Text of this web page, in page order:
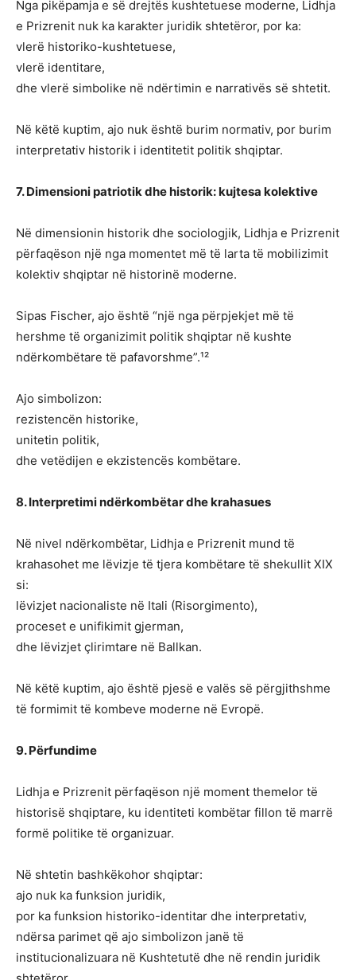
Nga pikëpamja e së drejtës kushtetuese moderne, Lidhja
e Prizrenit nuk ka karakter juridik shtetëror, por ka:
vlerë historiko-kushtetuese,
vlerë identitare,
dhe vlerë simbolike në ndërtimin e narrativës së shtetit.
Në këtë kuptim, ajo nuk është burim normativ, por burim
interpretativ historik i identitetit politik shqiptar.
7. Dimensioni patriotik dhe historik: kujtesa kolektive
Në dimensionin historik dhe sociologjik, Lidhja e Prizrenit
përfaqëson një nga momentet më të larta të mobilizimit
kolektiv shqiptar në historinë moderne.
Sipas Fischer, ajo është “një nga përpjekjet më të
hershme të organizimit politik shqiptar në kushte
ndërkombëtare të pafavorshme”.¹²
Ajo simbolizon:
rezistencën historike,
unitetin politik,
dhe vetëdijen e ekzistencës kombëtare.
8. Interpretimi ndërkombëtar dhe krahasues
Në nivel ndërkombëtar, Lidhja e Prizrenit mund të
krahasohet me lëvizje të tjera kombëtare të shekullit XIX
si:
lëvizjet nacionaliste në Itali (Risorgimento),
proceset e unifikimit gjerman,
dhe lëvizjet çlirimtare në Ballkan.
Në këtë kuptim, ajo është pjesë e valës së përgjithshme
të formimit të kombeve moderne në Evropë.
9. Përfundime
Lidhja e Prizrenit përfaqëson një moment themelor të
historisë shqiptare, ku identiteti kombëtar fillon të marrë
formë politike të organizuar.
Në shtetin bashkëkohor shqiptar:
ajo nuk ka funksion juridik,
por ka funksion historiko-identitar dhe interpretativ,
ndërsa parimet që ajo simbolizon janë të
institucionalizuara në Kushtetutë dhe në rendin juridik